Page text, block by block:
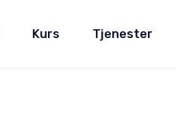
Kurs Tjenester